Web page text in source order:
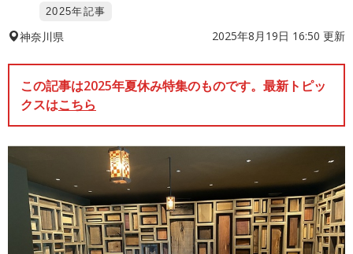
2025年記事
神奈川県 2025年8月19日 16:50 更新
この記事は2025年夏休み特集のものです。最新トピッ
クスはこちら